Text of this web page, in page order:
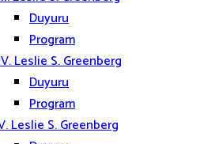
Duyuru
Program
Leslie S. Greenberg
Duyuru
Program
Leslie S. Greenberg